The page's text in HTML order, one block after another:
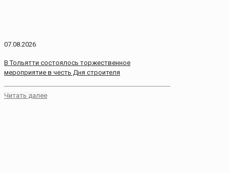
07.08.2026
В Тольятти состоялось торжественное
мероприятие в честь Дня строителя
Читать далее